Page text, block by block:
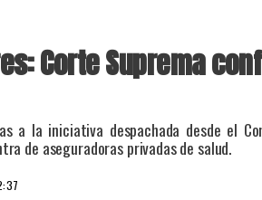
Corte Suprema
a la iniciativa despachada desde el
de aseguradoras privadas de salud.